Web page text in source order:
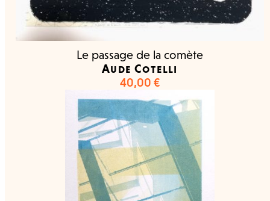
Le passage de la comète
Aude Cotelli
40,00 €